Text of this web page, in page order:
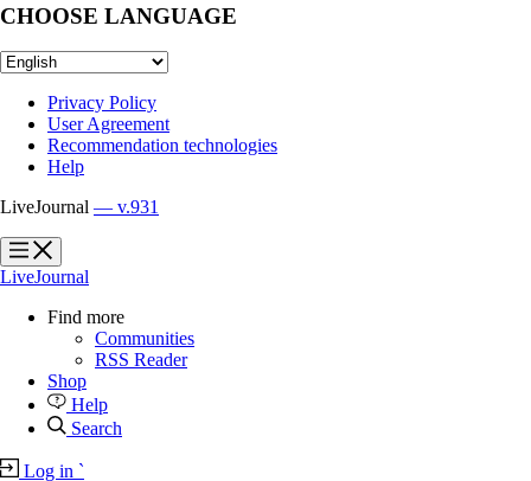
CHOOSE LANGUAGE
Privacy Policy
User Agreement
Recommendation technologies
Help
LiveJournal — v.931
?
?
LiveJournal
Find more
Communities
RSS Reader
Shop
Help
Search
Log in `